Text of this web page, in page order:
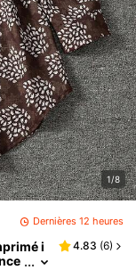
1/8
Dernières 12 heures
i
4.83 (6)